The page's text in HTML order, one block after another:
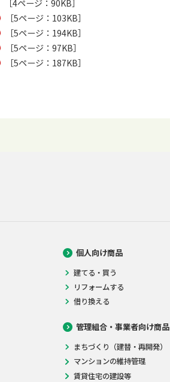
［4ページ：90KB］
［5ページ：103KB］
［5ページ：194KB］
［5ページ：97KB］
［5ページ：187KB］
個人向け商品
建てる・買う
リフォームする
借り換える
管理組合・事業者向け商品
まちづくり（建替・再開発）
マンションの維持管理
賃貸住宅の建設等